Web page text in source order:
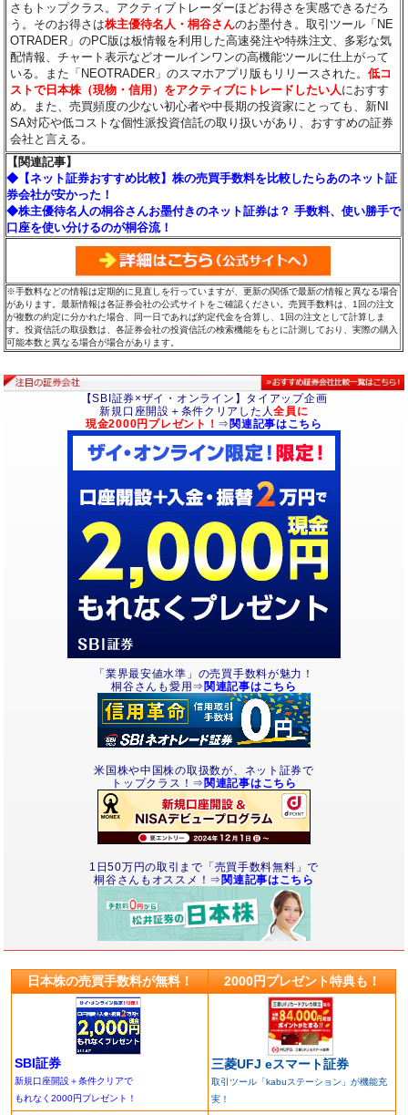
さもトップクラス。アクティブトレーダーほどお得さを実感できるだろ
う。そのお得さは株主優待名人・桐谷さんのお墨付き。取引ツール「NE
OTRADER」のPC版は板情報を利用した高速発注や特殊注文、多彩な気
配情報、チャート表示などオールインワンの高機能ツールに仕上がって
いる。また「NEOTRADER」のスマホアプリ版もリリースされた。低コ
ストで日本株（現物・信用）をアクティブにトレードしたい人におすす
め。また、売買頻度の少ない初心者や中長期の投資家にとっても、新NI
SA対応や低コストな個性派投資信託の取り扱いがあり、おすすめの証券
会社と言える。
【関連記事】
◆【ネット証券おすすめ比較】株の売買手数料を比較したらあのネット証
券会社が安かった！
◆株主優待名人の桐谷さんお墨付きのネット証券は？ 手数料、使い勝手で
口座を使い分けるのが桐谷流！
※手数料などの情報は定期的に見直しを行っていますが、更新の関係で最新の情報と異なる場合
があります。最新情報は各証券会社の公式サイトをご確認ください。売買手数料は、1回の注文
が複数の約定に分かれた場合、同一日であれば約定代金を合算し、1回の注文として計算しま
す。投資信託の取扱数は、各証券会社の投資信託の検索機能をもとに計測しており、実際の購入
可能本数と異なる場合が場合があります。
【SBI証券×ザイ・オンライン】タイアップ企画
新規口座開設＋条件クリアした人全員に
現金2000円プレゼント！ ⇒ 関連記事はこちら
「業界最安値水準」の売買手数料が魅力！
桐谷さんも愛用⇒ 関連記事はこちら
米国株や中国株の取扱数が、ネット証券で
トップクラス！⇒ 関連記事はこちら
1日50万円の取引まで「売買手数料無料」で
桐谷さんもオススメ！⇒ 関連記事はこちら
日本株の売買手数料が無料！ 2000円プレゼント特典も！
SBI証券
新規口座開設＋条件クリアで
もれなく2000円プレゼント！
三菱UFJ eスマート証券
取引ツール「kabuステーション」が機能充
実！